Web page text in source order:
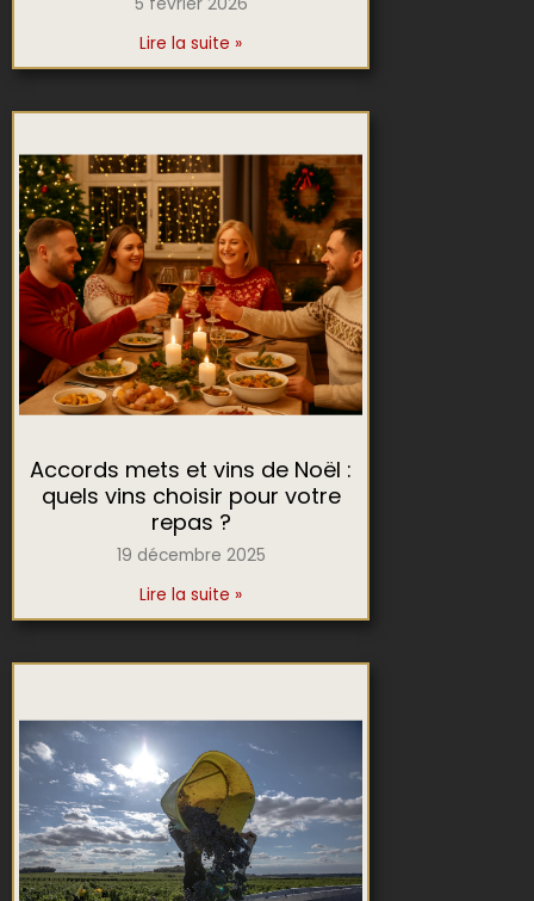
Lire la suite »
Accords mets et vins de Noël :
quels vins choisir pour votre
repas ?
19 décembre 2025
Lire la suite »